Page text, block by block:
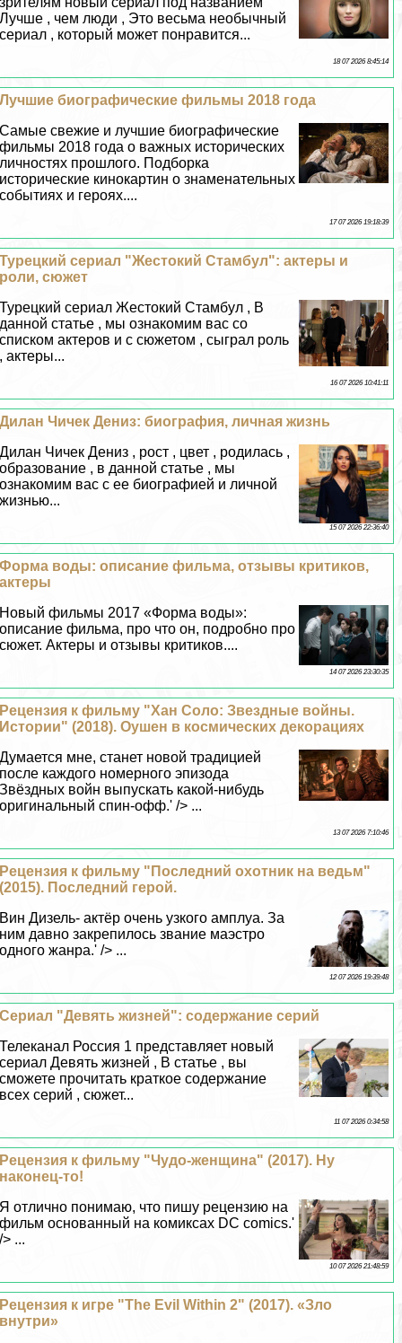
Лучше , чем люди , Это весьма необычный
сериал , который может понравится...
18 07 2026 8:45:14
Лучшие биографические фильмы 2018 года
Самые свежие и лучшие биографические
фильмы 2018 года о важных исторических
личностях прошлого. Подборка
исторические кинокартин о знаменательных
событиях и героях....
17 07 2026 19:18:39
Турецкий сериал "Жестокий Стамбул": актеры и
роли, сюжет
Турецкий сериал Жестокий Стамбул , В
данной статье , мы ознакомим вас со
списком актеров и с сюжетом , сыграл роль
, актеры...
16 07 2026 10:41:11
Дилан Чичек Дениз: биография, личная жизнь
Дилан Чичек Дениз , рост , цвет , родилась ,
образование , в данной статье , мы
ознакомим вас с ее биографией и личной
жизнью...
15 07 2026 22:36:40
Форма воды: описание фильма, отзывы критиков,
актеры
Новый фильмы 2017 «Форма воды»:
описание фильма, про что он, подробно про
сюжет. Актеры и отзывы критиков....
14 07 2026 23:30:35
Рецензия к фильму "Хан Соло: Звездные войны.
Истории" (2018). Оушен в космических декорациях
Думается мне, станет новой традицией
после каждого номерного эпизода
Звёздных войн выпускать какой-нибудь
оригинальный спин-офф.' /> ...
13 07 2026 7:10:46
Рецензия к фильму "Последний охотник на ведьм"
(2015). Последний герой.
Вин Дизель- актёр очень узкого амплуа. За
ним давно закрепилось звание маэстро
одного жанра.' /> ...
12 07 2026 19:39:48
Сериал "Девять жизней": содержание серий
Телеканал Россия 1 представляет новый
сериал Девять жизней , В статье , вы
сможете прочитать краткое содержание
всех серий , сюжет...
11 07 2026 0:34:58
Рецензия к фильму "Чудо-женщина" (2017). Ну
наконец-то!
Я отлично понимаю, что пишу рецензию на
фильм основанный на комиксах DC comics.'
/> ...
10 07 2026 21:48:59
Рецензия к игре "The Evil Within 2" (2017). «Зло
внутри»